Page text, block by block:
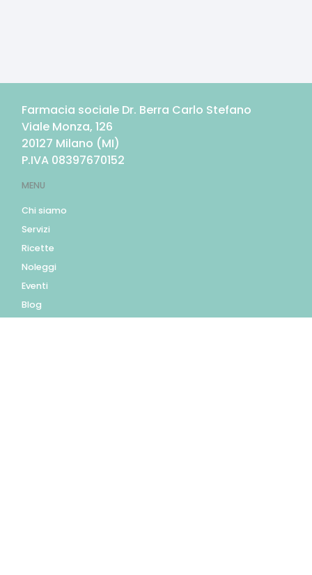
Farmacia sociale Dr. Berra Carlo Stefano
Viale Monza, 126
20127 Milano (MI)
P.IVA 08397670152
MENU
Chi siamo
Servizi
Ricette
Noleggi
Eventi
Blog